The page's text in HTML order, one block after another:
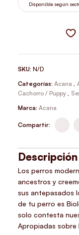
Disponible según
SKU:N/D
Categorías: Acana
Cachorro / Puppy
Marca:Acana
Compartir:
Descripción
Los perros
ancestros y
sus antepasados
de tu perro es
solo contesta
Apropiadas sobre